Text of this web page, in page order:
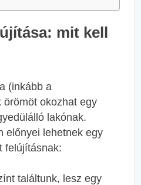
mit kell
(inkább a
örömöt okozhat egy
lakónak.
előnyei lehetnek egy
felújításnak:
találtunk, lesz egy